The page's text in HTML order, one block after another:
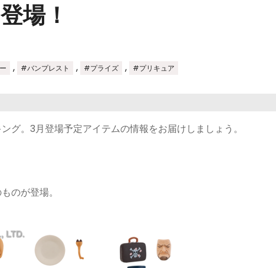
場！
, #バンプレスト , #プライズ , #プリキュア
グ。3月登場予定アイテムの情報をお届けしましょう。
のが登場。